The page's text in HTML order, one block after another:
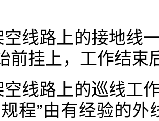
空线路上的接地线
前挂上，工作结束
空线路上的巡线工
程”由有经验的